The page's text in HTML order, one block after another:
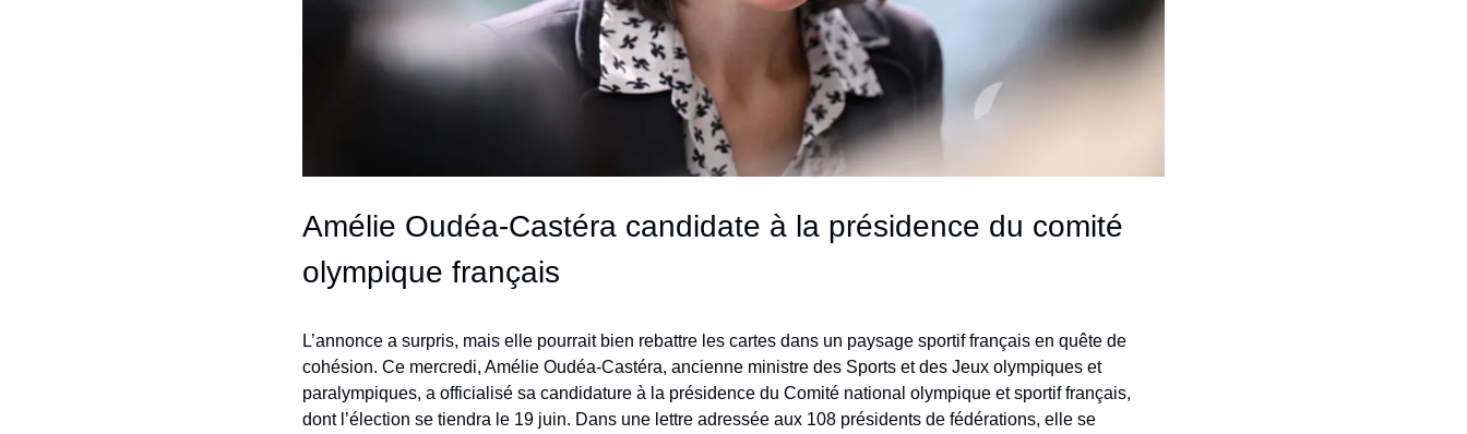
Amélie Oudéa-Castéra candidate à la présidence du comité
olympique français
L’annonce a surpris, mais elle pourrait bien rebattre les cartes dans un paysage sportif français en quête de
cohésion. Ce mercredi, Amélie Oudéa-Castéra, ancienne ministre des Sports et des Jeux olympiques et
paralympiques, a officialisé sa candidature à la présidence du Comité national olympique et sportif français,
dont l’élection se tiendra le 19 juin. Dans une lettre adressée aux 108 présidents de fédérations, elle se